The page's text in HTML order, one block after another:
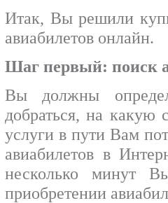
Итак, Вы решили
авиабилетов онлайн.
Шаг первый: поиск
Вы должны
добраться, на какую
услуги в пути Вам
авиабилетов в
несколько минут
приобретении